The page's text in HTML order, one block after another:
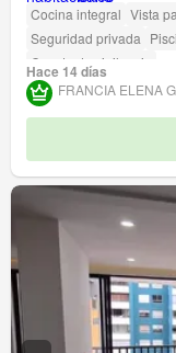
Cocina integral Vista
Seguridad privada
Caseta de vigilancia
Hace 14 días
FRANCIA ELENA